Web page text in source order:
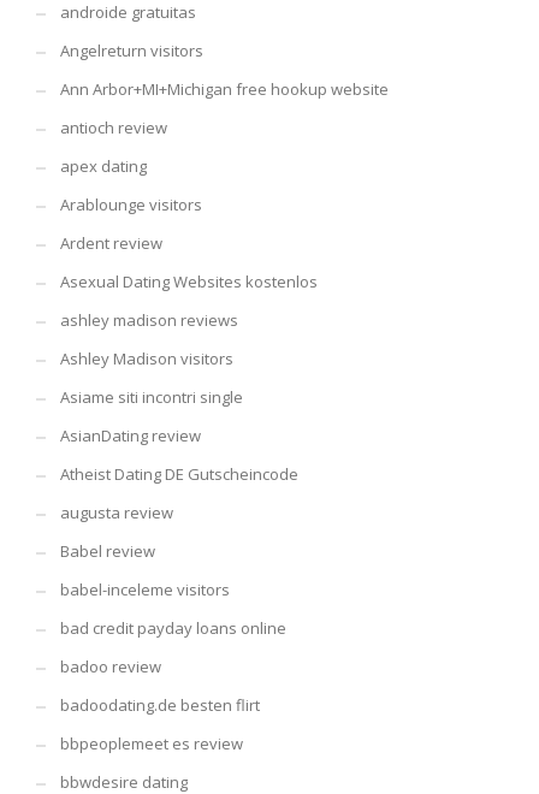
androide gratuitas
Angelreturn visitors
Ann Arbor+MI+Michigan free hookup website
antioch review
apex dating
Arablounge visitors
Ardent review
Asexual Dating Websites kostenlos
ashley madison reviews
Ashley Madison visitors
Asiame siti incontri single
AsianDating review
Atheist Dating DE Gutscheincode
augusta review
Babel review
babel-inceleme visitors
bad credit payday loans online
badoo review
badoodating.de besten flirt
bbpeoplemeet es review
bbwdesire dating